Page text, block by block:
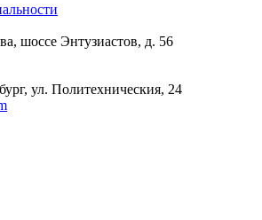
шоссе Энтузиастов, д. 56
ул. Политехническия, 24